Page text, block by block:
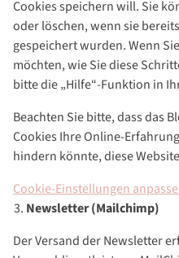
Cookies speichern will. Sie
oder löschen, wenn sie
gespeichert wurden. Wenn
möchten, wie Sie diese
bitte die „Hilfe“-Funktion in
Beachten Sie bitte, dass das
Cookies Ihre Online-
hindern könnte, diese
Cookie-Einstellungen
Newsletter (Mailchimp)
Der Versand der Newsletter